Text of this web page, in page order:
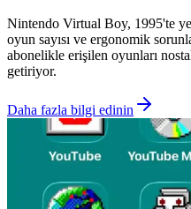
Nintendo Virtual Boy, 1995'te
oyun sayısı ve ergonomik
abonelikle erişilen oyunları
getiriyor.
Daha fazla bilgi edinin